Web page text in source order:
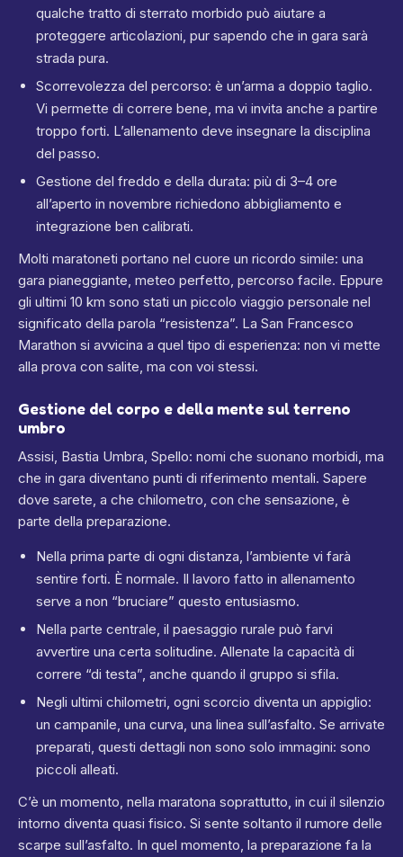
qualche tratto di sterrato morbido può aiutare a
proteggere articolazioni, pur sapendo che in gara sarà
strada pura.
Scorrevolezza del percorso: è un’arma a doppio taglio.
Vi permette di correre bene, ma vi invita anche a partire
troppo forti. L’allenamento deve insegnare la disciplina
del passo.
Gestione del freddo e della durata: più di 3–4 ore
all’aperto in novembre richiedono abbigliamento e
integrazione ben calibrati.
Molti maratoneti portano nel cuore un ricordo simile: una
gara pianeggiante, meteo perfetto, percorso facile. Eppure
gli ultimi 10 km sono stati un piccolo viaggio personale nel
significato della parola “resistenza”. La San Francesco
Marathon si avvicina a quel tipo di esperienza: non vi mette
alla prova con salite, ma con voi stessi.
Gestione del corpo e della mente sul terreno
umbro
Assisi, Bastia Umbra, Spello: nomi che suonano morbidi, ma
che in gara diventano punti di riferimento mentali. Sapere
dove sarete, a che chilometro, con che sensazione, è
parte della preparazione.
Nella prima parte di ogni distanza, l’ambiente vi farà
sentire forti. È normale. Il lavoro fatto in allenamento
serve a non “bruciare” questo entusiasmo.
Nella parte centrale, il paesaggio rurale può farvi
avvertire una certa solitudine. Allenate la capacità di
correre “di testa”, anche quando il gruppo si sfila.
Negli ultimi chilometri, ogni scorcio diventa un appiglio:
un campanile, una curva, una linea sull’asfalto. Se arrivate
preparati, questi dettagli non sono solo immagini: sono
piccoli alleati.
C’è un momento, nella maratona soprattutto, in cui il silenzio
intorno diventa quasi fisico. Si sente soltanto il rumore delle
scarpe sull’asfalto. In quel momento, la preparazione fa la